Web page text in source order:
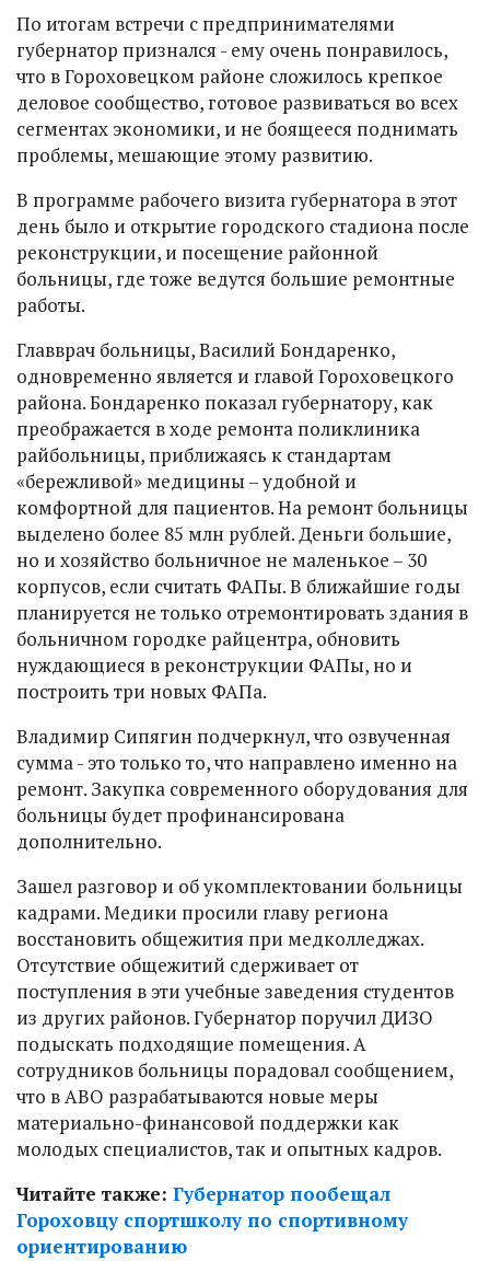
По итогам встречи с предпринимателями
губернатор признался - ему очень понравилось,
что в Гороховецком районе сложилось крепкое
деловое сообщество, готовое развиваться во всех
сегментах экономики, и не боящееся поднимать
проблемы, мешающие этому развитию.
В программе рабочего визита губернатора в этот
день было и открытие городского стадиона после
реконструкции, и посещение районной
больницы, где тоже ведутся большие ремонтные
работы.
Главврач больницы, Василий Бондаренко,
одновременно является и главой Гороховецкого
района. Бондаренко показал губернатору, как
преображается в ходе ремонта поликлиника
райбольницы, приближаясь к стандартам
«бережливой» медицины – удобной и
комфортной для пациентов. На ремонт больницы
выделено более 85 млн рублей. Деньги большие,
но и хозяйство больничное не маленькое – 30
корпусов, если считать ФАПы. В ближайшие годы
планируется не только отремонтировать здания в
больничном городке райцентра, обновить
нуждающиеся в реконструкции ФАПы, но и
построить три новых ФАПа.
Владимир Сипягин подчеркнул, что озвученная
сумма - это только то, что направлено именно на
ремонт. Закупка современного оборудования для
больницы будет профинансирована
дополнительно.
Зашел разговор и об укомплектовании больницы
кадрами. Медики просили главу региона
восстановить общежития при медколледжах.
Отсутствие общежитий сдерживает от
поступления в эти учебные заведения студентов
из других районов. Губернатор поручил ДИЗО
подыскать подходящие помещения. А
сотрудников больницы порадовал сообщением,
что в АВО разрабатываются новые меры
материально-финансовой поддержки как
молодых специалистов, так и опытных кадров.
Читайте также: Губернатор пообещал
Гороховцу спортшколу по спортивному
ориентированию